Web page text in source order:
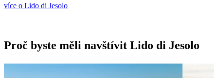
více o Lido di Jesolo
Proč byste měli navštívit Lido di Jesolo